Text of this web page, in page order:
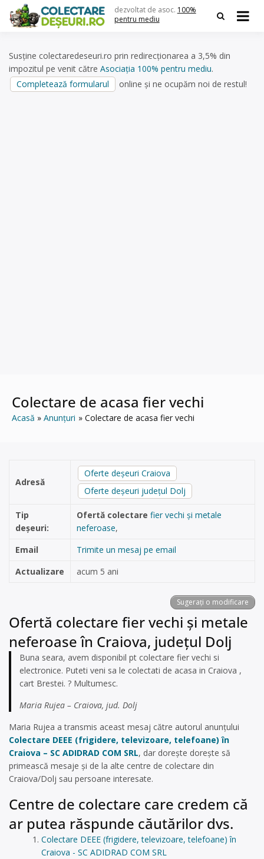
content
dezvoltat de asoc. 100%
pentru mediu
Susține colectaredeseuri.ro prin redirecționarea a 3,5% din
impozitul pe venit către Asociația 100% pentru mediu.
Completează formularul
online și ne ocupăm noi de restul!
Colectare de acasa fier vechi
Acasă Anunțuri Colectare de acasa fier vechi
Adresă
Oferte deșeuri Craiova
Oferte deșeuri județul Dolj
Tip
deșeuri:
Ofertă colectare fier vechi și metale
neferoase,
Email
Trimite un mesaj pe email
Actualizare
acum 5 ani
Sugerați o modificare
Ofertă colectare fier vechi și metale
neferoase în Craiova, județul Dolj
Buna seara, avem disponibil pt colectare fier vechi si
electronice. Puteti veni sa le colectati de acasa in Craiova ,
cart Brestei. ? Multumesc.
Maria Rujea – Craiova, jud. Dolj
Maria Rujea a transmis aceast mesaj către autorul anunțului
Colectare DEEE (frigidere, televizoare, telefoane) în
Craiova – SC ADIDRAD COM SRL, dar dorește dorește să
primească mesaje și de la alte centre de colectare din
Craiova/Dolj sau persoane interesate.
Centre de colectare care credem că
ar putea răspunde căutărilor dvs.
Colectare DEEE (frigidere, televizoare, telefoane) în
Craiova - SC ADIDRAD COM SRL